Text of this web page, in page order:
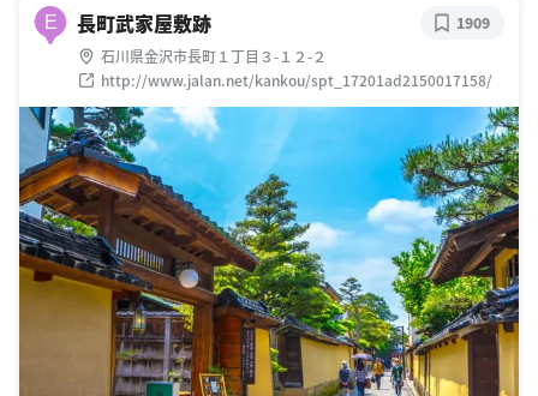
E 長町武家屋敷跡
石川県金沢市長町１丁目３-１２-２
http://www.jalan.net/kankou/spt_17201ad2150017158/
1909